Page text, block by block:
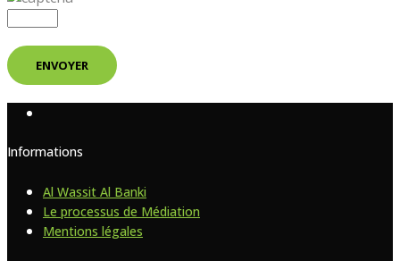
Informations
Al Wassit Al Banki
Le processus de Médiation
Mentions légales